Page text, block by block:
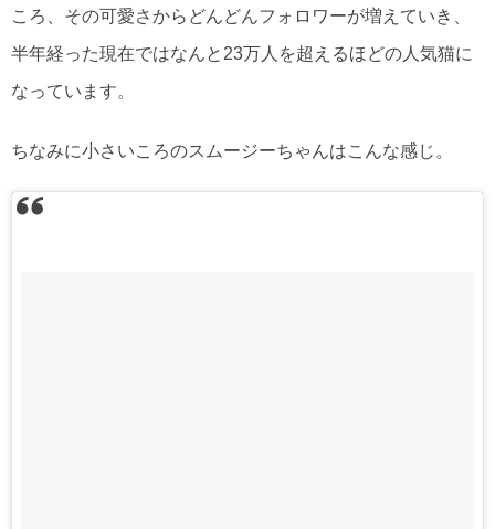
ころ、その可愛さからどんどんフォロワーが増えていき、
半年経った現在ではなんと23万人を超えるほどの人気猫に
なっています。
ちなみに小さいころのスムージーちゃんはこんな感じ。